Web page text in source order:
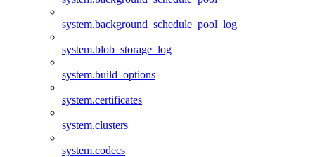
system.background_schedule_pool_log
system.blob_storage_log
system.build_options
system.certificates
system.clusters
system.codecs